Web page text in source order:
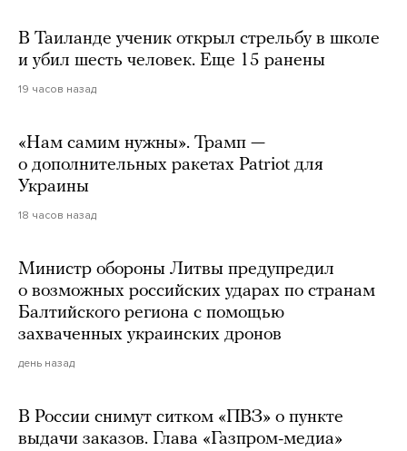
В Таиланде ученик открыл стрельбу в школе
и убил шесть человек. Еще 15 ранены
19 часов назад
«Нам самим нужны». Трамп —
о дополнительных ракетах Patriot для
Украины
18 часов назад
Министр обороны Литвы предупредил
о возможных российских ударах по странам
Балтийского региона с помощью
захваченных украинских дронов
день назад
В России снимут ситком «ПВЗ» о пункте
выдачи заказов. Глава «Газпром-медиа»